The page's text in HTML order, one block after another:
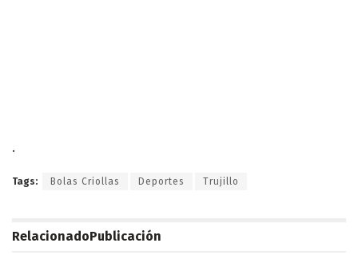
.
Tags: Bolas Criollas Deportes Trujillo
RelacionadoPublicación